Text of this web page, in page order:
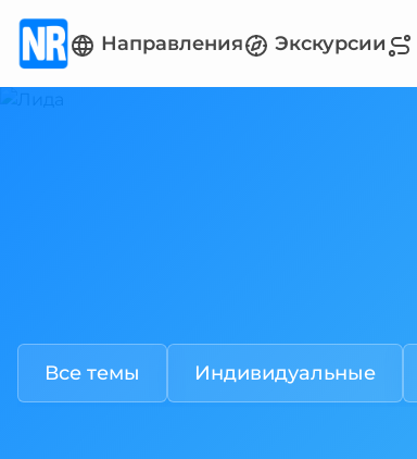
Направления Экскурсии
Все темы Индивидуальные